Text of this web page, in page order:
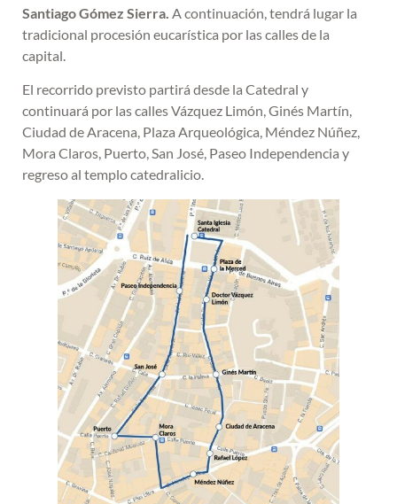
Santiago Gómez Sierra. A continuación, tendrá lugar la
tradicional procesión eucarística por las calles de la
capital.
El recorrido previsto partirá desde la Catedral y
continuará por las calles Vázquez Limón, Ginés Martín,
Ciudad de Aracena, Plaza Arqueológica, Méndez Núñez,
Mora Claros, Puerto, San José, Paseo Independencia y
regreso al templo catedralicio.